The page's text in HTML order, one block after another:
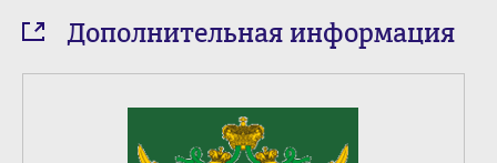
Дополнительная информация